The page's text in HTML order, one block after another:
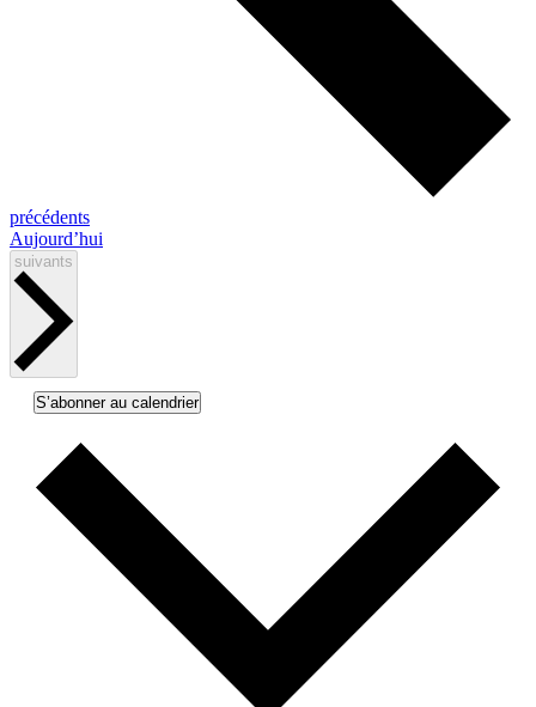
Activités
précédents
Aujourd’hui
Activités
suivants
S’abonner au calendrier